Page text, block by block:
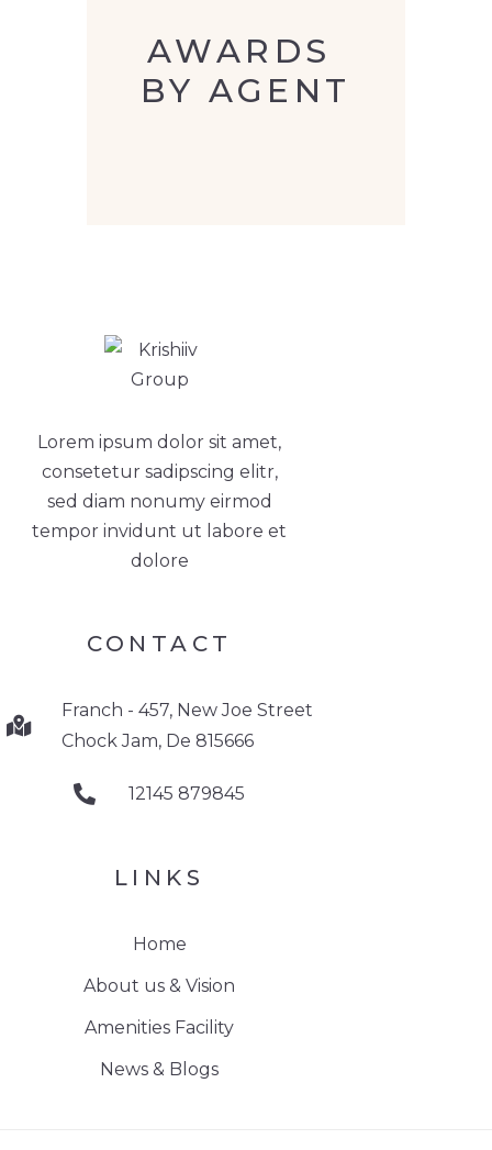
AWARDS
BY AGENT
Lorem ipsum dolor sit amet,
consetetur sadipscing elitr,
sed diam nonumy eirmod
tempor invidunt ut labore et
dolore
CONTACT
Franch - 457, New Joe Street
Chock Jam, De 815666
12145 879845
LINKS
Home
About us & Vision
Amenities Facility
News & Blogs